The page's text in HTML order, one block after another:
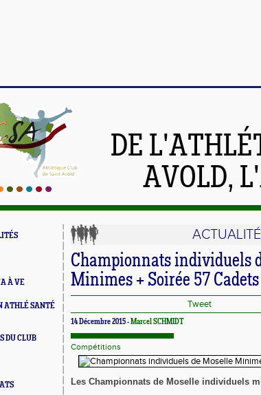
DE
AVOLD,
À VE
ATHLÉ SANTÉ
DU CLUB
Championnats individuels
Minimes + Soirée 57
Tweet
14 Décembre 2015 -Marcel SCHMIDT
Compétitions
Les Championnats de Moselle individuels